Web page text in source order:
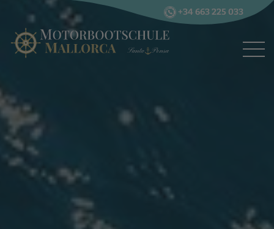
+34 663 225 033